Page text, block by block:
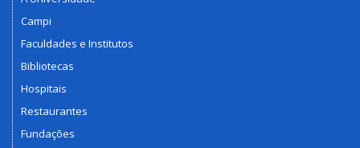
Campi
Faculdades e Institutos
Bibliotecas
Hospitais
Restaurantes
Fundações